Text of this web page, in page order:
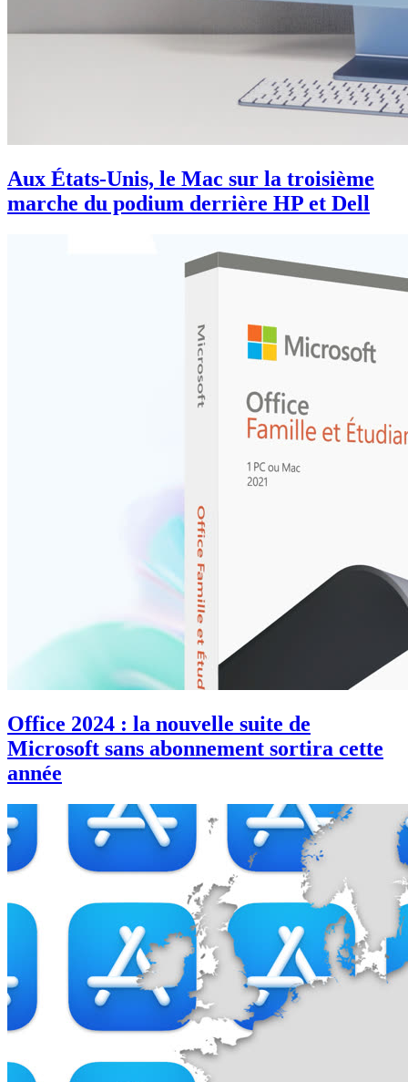
Aux États-Unis, le Mac sur la troisième
marche du podium derrière HP et Dell
Office 2024 : la nouvelle suite de
Microsoft sans abonnement sortira cette
année